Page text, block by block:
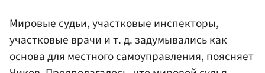
Мировые судьи, участковые инспекторы,
участковые врачи и т. д. задумывались как
основа для местного самоуправления, поясняет